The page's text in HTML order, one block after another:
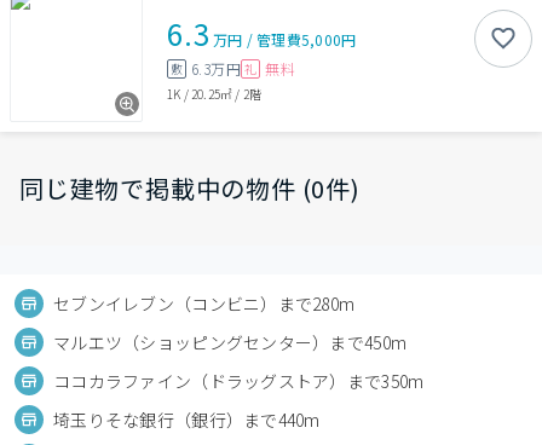
6.3 万円 /管理費5,000円
敷 6.3万円 礼 無料
1K / 20.25㎡ / 2階
同じ建物で掲載中の物件 (0件)
セブンイレブン（コンビニ）まで280m
マルエツ（ショッピングセンター）まで450m
ココカラファイン（ドラッグストア）まで350m
埼玉りそな銀行（銀行）まで440m